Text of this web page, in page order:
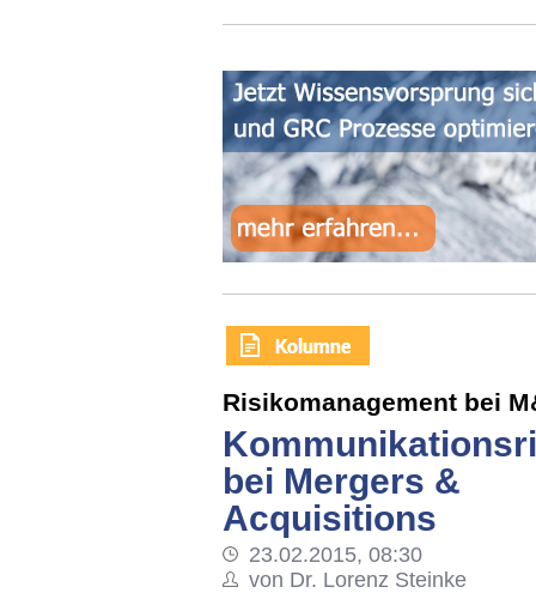
Risikomanagement bei
bei Mergers &
Acquisitions
23.02.2015, 08:30
von Dr. Lorenz Steinke